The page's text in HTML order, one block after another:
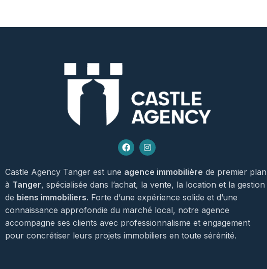
Castle Agency Tanger est une agence immobilière de premier plan
à Tanger, spécialisée dans l’achat, la vente, la location et la gestion
de biens immobiliers. Forte d’une expérience solide et d’une
connaissance approfondie du marché local, notre agence
accompagne ses clients avec professionnalisme et engagement
pour concrétiser leurs projets immobiliers en toute sérénité.